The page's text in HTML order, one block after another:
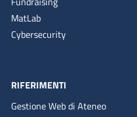
MatLab
Cybersecurity
RIFERIMENTI
Gestione Web di Ateneo